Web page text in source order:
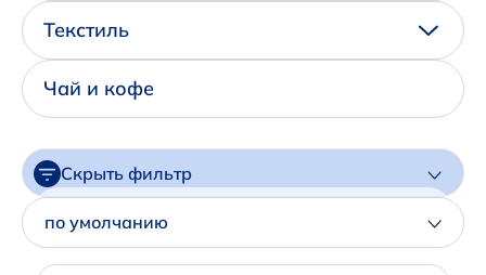
Написать нам в Телеграм
+7 (925) 294-91-85
,
+7 (926) 702-09-76
Текстиль
Чай и кофе
Скрыть фильтр
Артикул
по умолчанию